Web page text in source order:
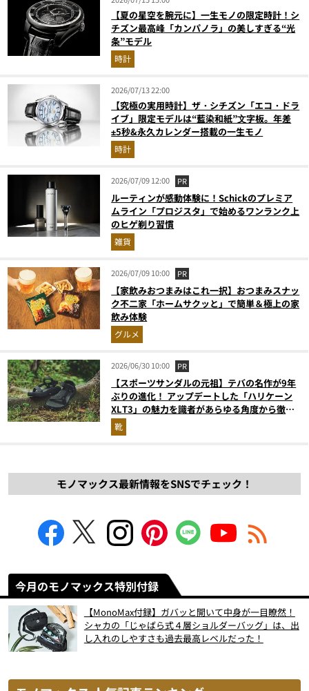
【夏の星空を腕元に】一生モノの限定時計！シ
チズン最高峰「カンパノラ」の美しすぎる“光
条”モデル
時計
2026/07/13 22:00
【究極の実用時計】ザ・シチズン「エコ・ドラ
イブ」限定モデルは“藍染和紙”⽂字板。年差
±5秒&永久カレンダー搭載の一生モノ
時計
2026/07/09 12:00 PR
ルーティンが感動体験に！Schickのプレミア
ムライン「プロジスタ」で始めるワンランク上
のヒゲ剃り習慣
雑貨
2026/07/09 10:00 PR
【家飲みおつまみはこれ一択】おつまみスナッ
ク不二家「ホームサクッと」で簡単＆極上の家
飲み体験
グルメ
2026/06/30 10:00 PR
【スポーツサンダルの元祖】テバの名作が9年
ぶりの進化！ アップデートした「ハリケーン
XLT3」の魅力を識者があらゆる角度から徹底
解説！
靴
モノマックス最新情報をSNSでチェック！
今月のモノマックス特別付録
【MonoMax付録】ガバッと開いて中身が一目瞭然！
シャカの「じゃばら式４層ショルダーバッグ」は、出
し入れのしやすさも過去最高レベルだった！